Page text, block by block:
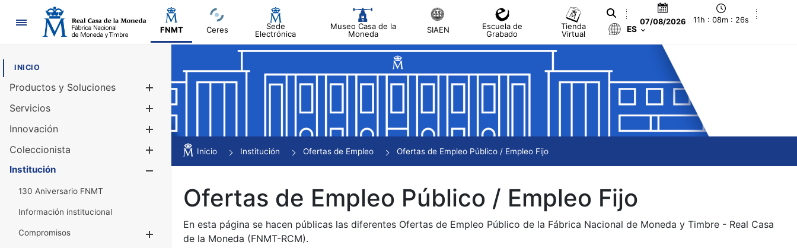
Navegación
FNMT Ceres
Sede
Electrónica
Museo Casa de la
Moneda
SIAEN
Escuela de
Grabado
Tienda
Virtual
07/08/2026 11h : 08m : 26s
ES
INICIO
Productos y Soluciones
Mostrar/Ocultar
Servicios
Innovación
Coleccionista
Mostrar/Ocultar
Institución
130 Aniversario FNMT
Información institucional
Compromisos
Mostrar/Ocultar
Inicio Institución Ofertas de Empleo Ofertas de Empleo Público / Empleo Fijo
Ofertas de Empleo Público / Empleo Fijo
En esta página se hacen públicas las diferentes Ofertas de Empleo Público de la Fábrica Nacional de Moneda y Timbre - Real Casa
de la Moneda (FNMT-RCM).